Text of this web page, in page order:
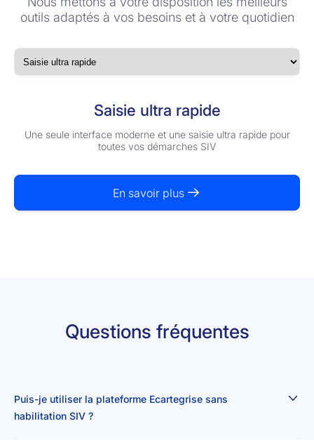
outils adaptés à vos besoins et à votre quotidien
Saisie ultra rapide
Une seule interface moderne et une saisie ultra rapide pour
toutes vos démarches SIV
En savoir plus
Questions fréquentes
Puis-je utiliser la plateforme Ecartegrise sans
habilitation SIV ?